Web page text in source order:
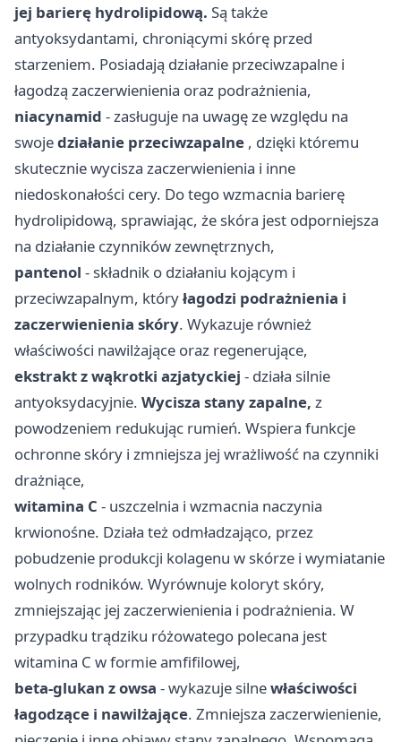
jej barierę hydrolipidową. Są także
antyoksydantami, chroniącymi skórę przed
starzeniem. Posiadają działanie przeciwzapalne i
łagodzą zaczerwienienia oraz podrażnienia,
niacynamid - zasługuje na uwagę ze względu na
swojedziałanie przeciwzapalne , dzięki któremu
skutecznie wycisza zaczerwienienia i inne
niedoskonałości cery. Do tego wzmacnia barierę
hydrolipidową, sprawiając, że skóra jest odporniejsza
na działanie czynników zewnętrznych,
pantenol - składnik o działaniu kojącym i
przeciwzapalnym, któryłagodzi podrażnienia i
zaczerwienienia skóry. Wykazuje również
właściwości nawilżające oraz regenerujące,
ekstrakt z wąkrotki azjatyckiej - działa silnie
antyoksydacyjnie. Wycisza stany zapalne, z
powodzeniem redukując rumień. Wspiera funkcje
ochronne skóry i zmniejsza jej wrażliwość na czynniki
drażniące,
witamina C - uszczelnia i wzmacnia naczynia
krwionośne. Działa też odmładzająco, przez
pobudzenie produkcji kolagenu w skórze i wymiatanie
wolnych rodników. Wyrównuje koloryt skóry,
zmniejszając jej zaczerwienienia i podrażnienia. W
przypadku trądziku różowatego polecana jest
witamina C w formie amfifilowej,
beta-glukan z owsa - wykazuje silnewłaściwości
łagodzące i nawilżające. Zmniejsza zaczerwienienie,